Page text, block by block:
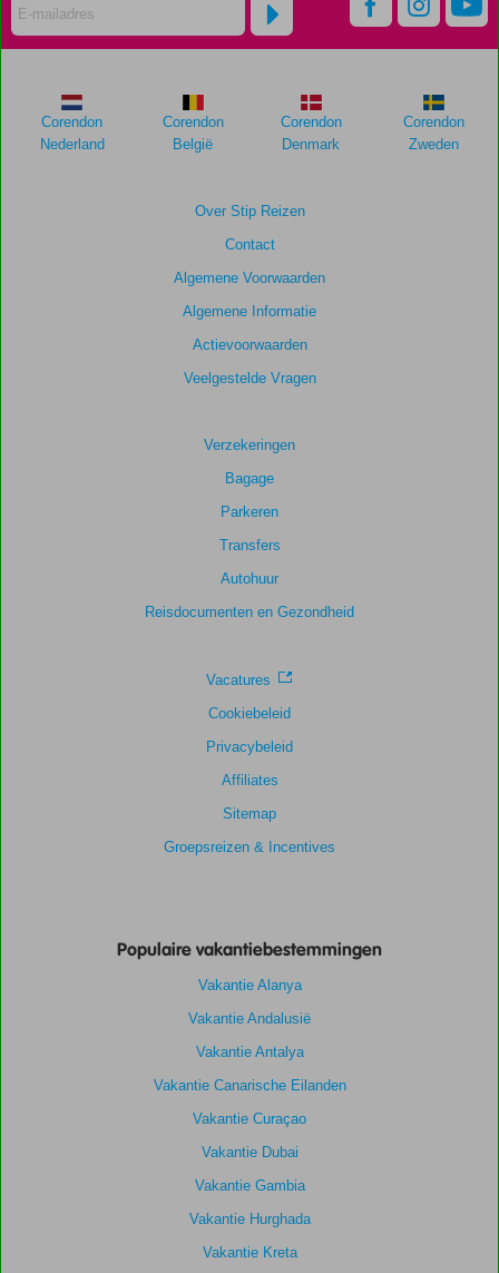
Over Stip Reizen
Contact
Algemene Voorwaarden
Algemene Informatie
Actievoorwaarden
Veelgestelde Vragen
Verzekeringen
Bagage
Parkeren
Transfers
Autohuur
Reisdocumenten en Gezondheid
Vacatures
Cookiebeleid
Privacybeleid
Affiliates
Sitemap
Groepsreizen & Incentives
Corendon
Nederland
Corendon
België
Corendon
Denmark
Corendon
Zweden
Populaire vakantiebestemmingen
Vakantie Alanya
Vakantie Andalusië
Vakantie Antalya
Vakantie Canarische Eilanden
Vakantie Curaçao
Vakantie Dubai
Vakantie Gambia
Vakantie Hurghada
Vakantie Kreta